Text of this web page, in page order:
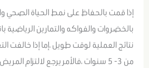
إذا قمت بالحفاظ على نمط الحياة الصحي
بالخضروات والفواكه والتمارين الرياضية
نتائج العملية لوقت طويل ،إما إذا خالفت
من 3- 5 سنوات ،فالأمر يرجع لالتزام